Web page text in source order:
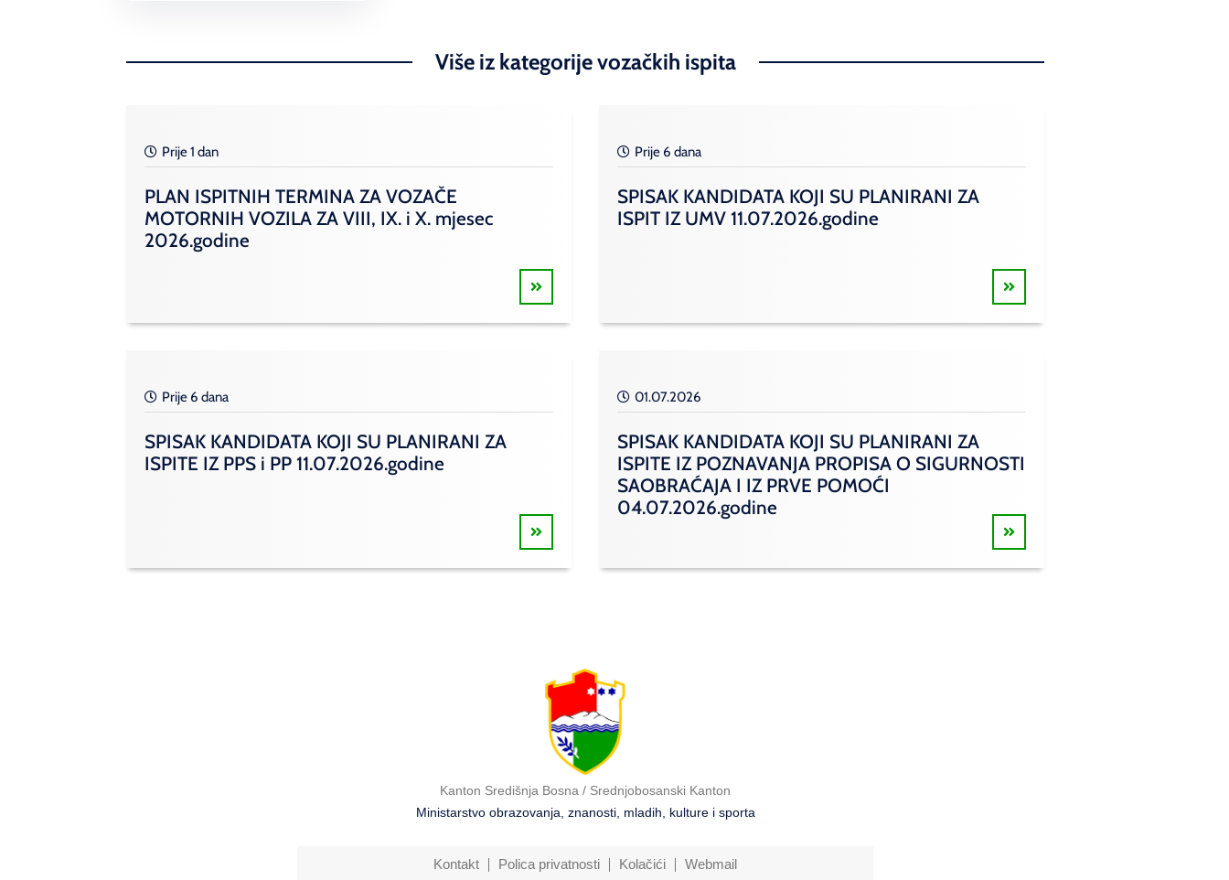
Više iz kategorije vozačkih ispita
Prije 1 dan
PLAN ISPITNIH TERMINA ZA VOZAČE
MOTORNIH VOZILA ZA VIII, IX. i X. mjesec
2026.godine
Prije 6 dana
SPISAK KANDIDATA KOJI SU PLANIRANI ZA
ISPIT IZ UMV 11.07.2026.godine
Prije 6 dana
SPISAK KANDIDATA KOJI SU PLANIRANI ZA
ISPITE IZ PPS i PP 11.07.2026.godine
01.07.2026
SPISAK KANDIDATA KOJI SU PLANIRANI ZA
ISPITE IZ POZNAVANJA PROPISA O SIGURNOSTI
SAOBRAĆAJA I IZ PRVE POMOĆI
04.07.2026.godine
Kanton Središnja Bosna / Srednjobosanski Kanton
Ministarstvo obrazovanja, znanosti, mladih, kulture i sporta
Kontakt Polica privatnosti Kolačići Webmail